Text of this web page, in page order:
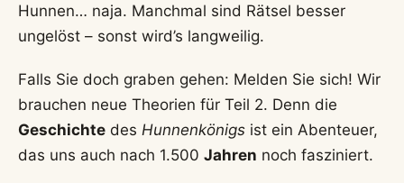
Hunnen… naja. Manchmal sind Rätsel besser
ungelöst – sonst wird’s langweilig.
Falls Sie doch graben gehen: Melden Sie sich! Wir
brauchen neue Theorien für Teil 2. Denn die
Geschichte des Hunnenkönigs ist ein Abenteuer,
das uns auch nach 1.500 Jahren noch fasziniert.